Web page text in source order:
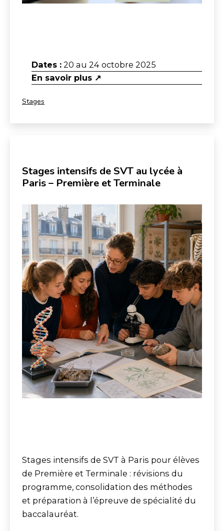
Dates : 20 au 24 octobre 2025
En savoir plus ↗
Catégorisé
Stages
Stages intensifs de SVT au lycée à
Paris – Première et Terminale
Stages intensifs de SVT à Paris pour élèves
de Première et Terminale : révisions du
programme, consolidation des méthodes
et préparation à l’épreuve de spécialité du
baccalauréat.